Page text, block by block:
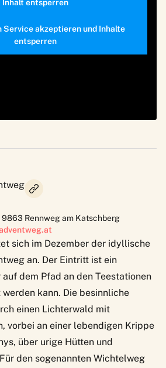
Inhalt entsperren
akzeptieren und Inhalte
entsperren
9863 Rennweg am Katschberg
sich im Dezember der idyllische
an. Der Eintritt ist ein
dem Pfad an den Teestationen
kann. Die besinnliche
einen Lichterwald mit
vorbei an einer lebendigen Krippe
über urige Hütten und
den sogenannten Wichtelweg